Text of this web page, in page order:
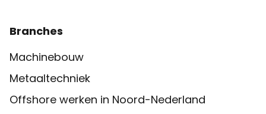
Branches
Machinebouw
Metaaltechniek
Offshore werken in Noord-Nederland